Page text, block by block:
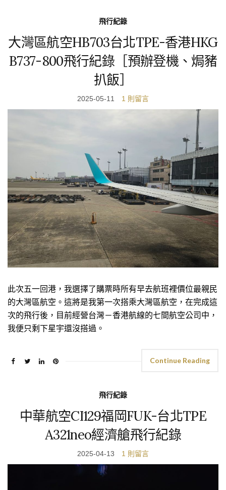
飛行紀錄
大灣區航空HB703台北TPE-香港HKG
B737-800飛行紀錄［預辦登機、焗豬
扒飯］
2025-05-11 1 則留言
此次五一回港，我選擇了購票時所有早去航班裡價位最親民
的大灣區航空。這將是我第一次搭乘大灣區航空，在完成這
次的飛行後，目前經營台灣－香港航線的七間航空公司中，
我便只剩下星宇還沒搭過。
Continue Reading
飛行紀錄
中華航空CI129福岡FUK-台北TPE
A321neo經濟艙飛行紀錄
2025-04-13 1 則留言